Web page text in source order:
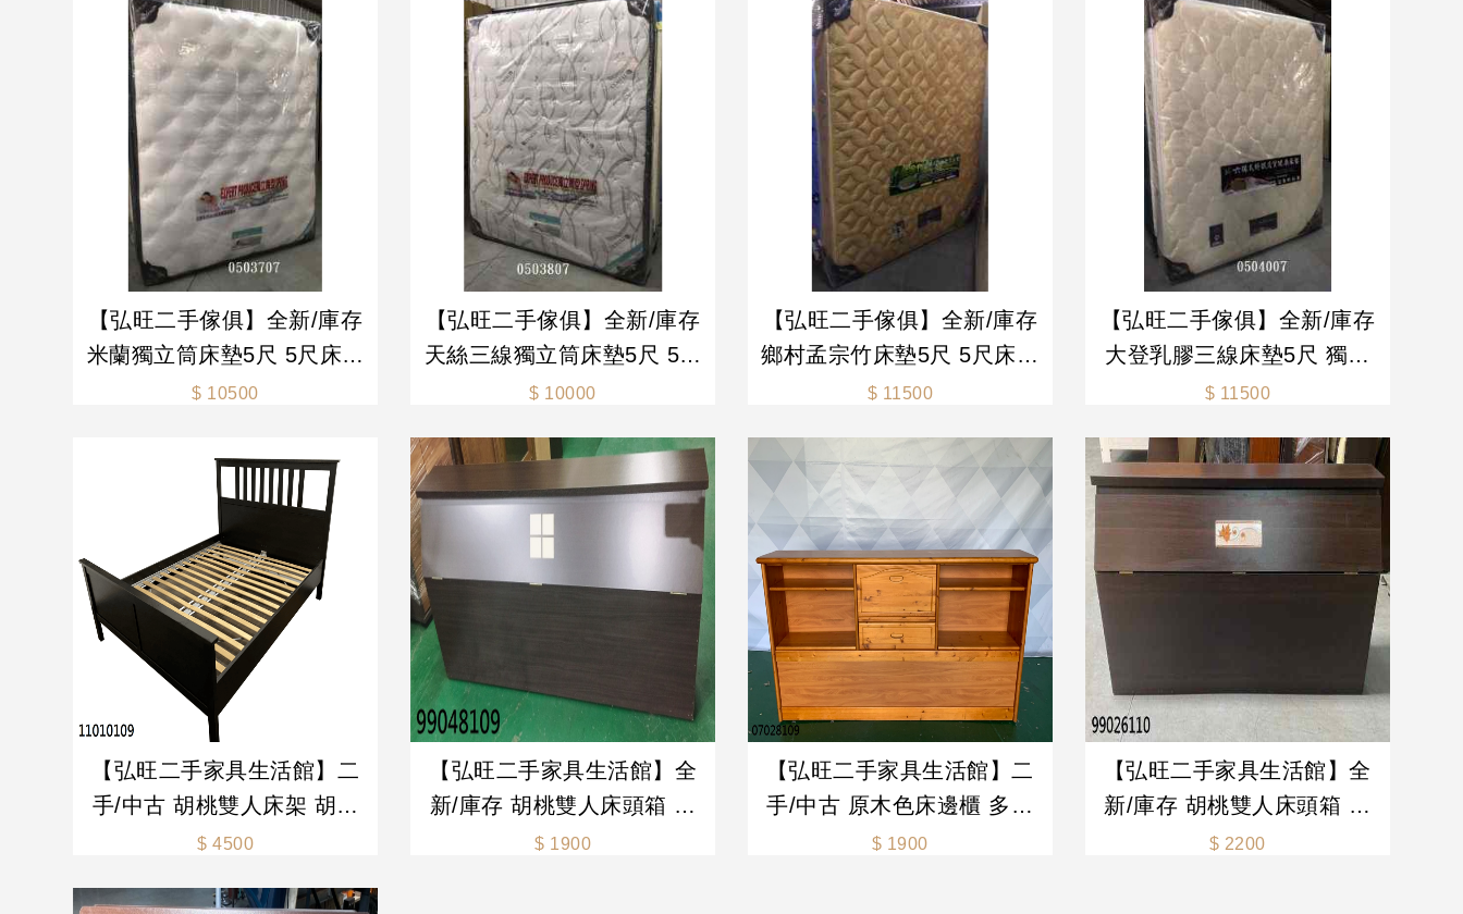
【弘旺二手傢俱】全新/庫存
米蘭獨立筒床墊5尺 5尺床墊
床墊 獨立筒床墊-各式新舊/
$ 10500
【弘旺二手傢俱】全新/庫存
天絲三線獨立筒床墊5尺 5尺
床墊 床墊 獨立筒床墊-各式
$ 10000
【弘旺二手傢俱】全新/庫存
鄉村孟宗竹床墊5尺 5尺床墊
床墊 獨立筒床墊-各式新舊/
$ 11500
【弘旺二手傢俱】全新/庫存
大登乳膠三線床墊5尺 獨立
筒床墊 5尺床墊 床墊-各式新
$ 11500
【弘旺二手家具生活館】二
手/中古 胡桃雙人床架 胡桃
床架 雙人床 胡桃床架組 排
$ 4500
【弘旺二手家具生活館】全
新/庫存 胡桃雙人床頭箱 床
頭 收納床頭箱 床頭片 床頭
$ 1900
【弘旺二手家具生活館】二
手/中古 原木色床邊櫃 多功
能置物邊櫃 置物櫃 邊櫃 置
$ 1900
【弘旺二手家具生活館】全
新/庫存 胡桃雙人床頭箱 床
頭 收納床頭箱 床頭片 床頭
$ 2200